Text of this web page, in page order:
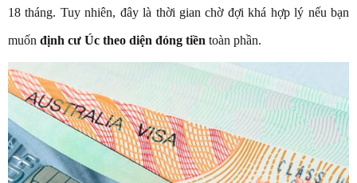
18 tháng. Tuy nhiên, đây là thời gian chờ đợi khá hợp lý nếu bạn
muốn định cư Úc theo diện đóng tiền toàn phần.